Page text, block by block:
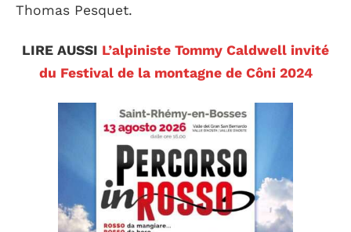
Thomas Pesquet.
LIRE AUSSI L’alpiniste Tommy Caldwell invité
du Festival de la montagne de Côni 2024